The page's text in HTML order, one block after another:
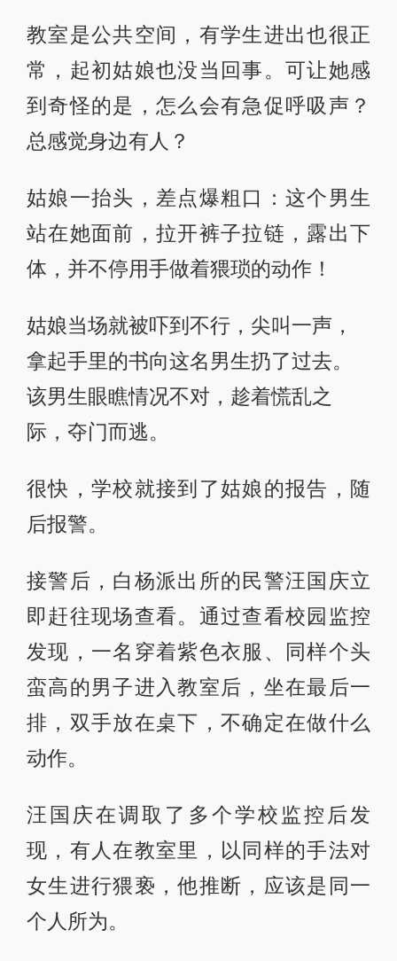
教室是公共空间，有学生进出也很正
常，起初姑娘也没当回事。可让她感
到奇怪的是，怎么会有急促呼吸声？
总感觉身边有人？
姑娘一抬头，差点爆粗口：这个男生
站在她面前，拉开裤子拉链，露出下
体，并不停用手做着猥琐的动作！
姑娘当场就被吓到不行，尖叫一声，
拿起手里的书向这名男生扔了过去。
该男生眼瞧情况不对，趁着慌乱之
际，夺门而逃。
很快，学校就接到了姑娘的报告，随
后报警。
接警后，白杨派出所的民警汪国庆立
即赶往现场查看。通过查看校园监控
发现，一名穿着紫色衣服、同样个头
蛮高的男子进入教室后，坐在最后一
排，双手放在桌下，不确定在做什么
动作。
汪国庆在调取了多个学校监控后发
现，有人在教室里，以同样的手法对
女生进行猥亵，他推断，应该是同一
个人所为。